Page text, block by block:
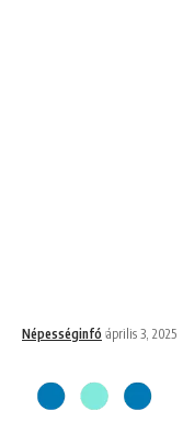
Népességinfó április 3, 2025